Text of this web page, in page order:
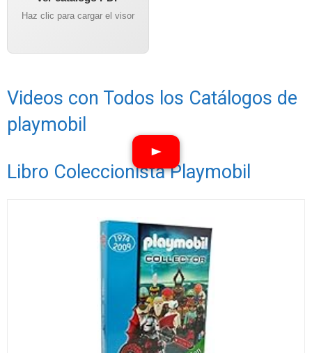
Haz clic para cargar el visor
Videos con Todos los Catálogos de
playmobil
Libro Coleccionista Playmobil